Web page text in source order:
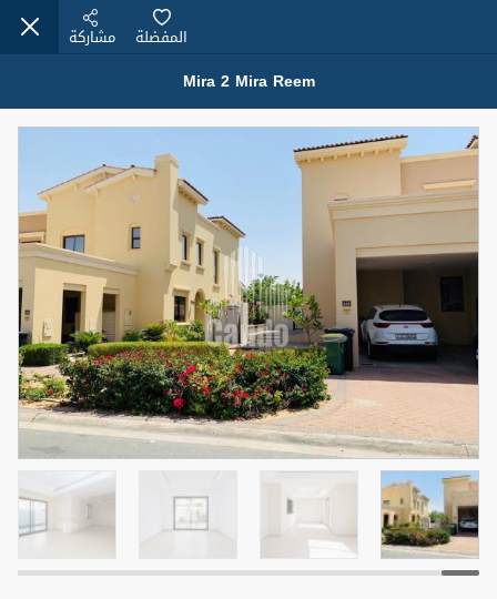
عقارات للإيجار (13750)
Modern Renovated Unit Near Marina Metro Station
شقةللإيجار 95,000 درهم
3
سرير
1
حمام
1
المنطقة (متر
مربع)
70.03
المعروض
غير مفروش /ة
الشيكات
1
اسم الوسيط
NILOOFAR ABBAS VAKIL
رقم الوسيط
أتصل الأن
5 أشهر +
Mira 2 Mira Reem
المفضلة مشاركة